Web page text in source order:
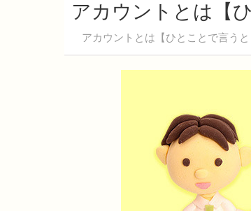
アカウントとは【
アカウントとは【ひとことで言うと